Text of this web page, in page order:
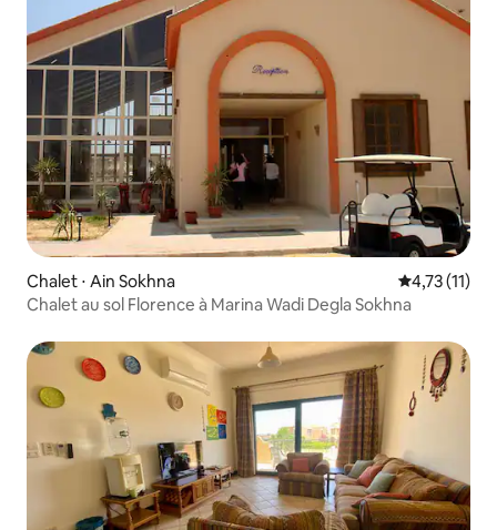
Chalet ⋅ Ain Sokhna Évaluation
4,73 (11)
Chalet au sol Florence à Marina Wadi Degla Sokhna